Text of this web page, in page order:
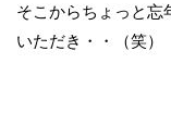
そこからちょっと忘
いただき・・（笑）